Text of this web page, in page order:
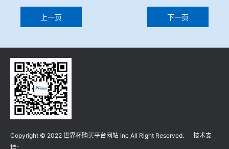
上一页 下一页
Copyright © 2022 世界杯购买平台网站 Inc All Right Reserved. 技术支